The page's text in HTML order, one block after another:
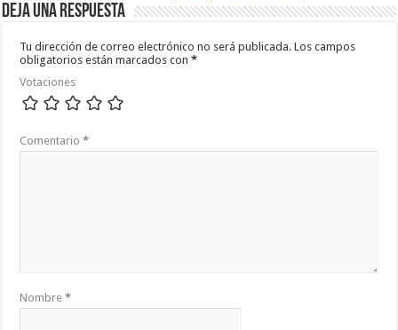
Deja una respuesta
Tu dirección de correo electrónico no será publicada. Los campos
obligatorios están marcados con*
Votaciones
Comentario*
Nombre*